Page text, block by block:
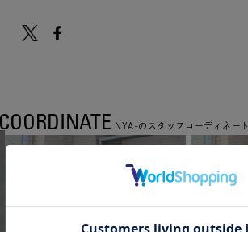
NYA-のスタッフコーディネート